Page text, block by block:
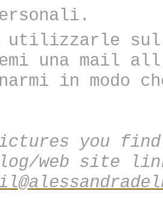
utilizzarle
una mail
in modo
you
web site